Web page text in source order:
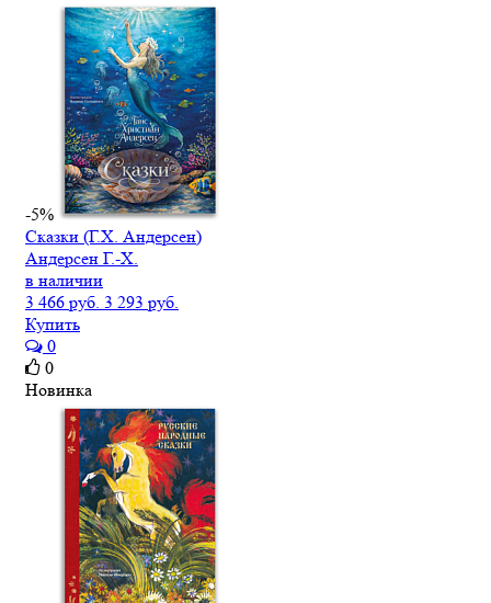
-5%
Сказки (Г.Х. Андерсен)
Андерсен Г.-Х.
в наличии
3 466 руб. 3 293 руб.
Купить
0
0
Новинка